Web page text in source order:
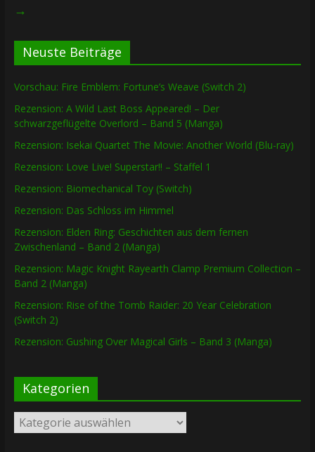
→
Neuste Beiträge
Vorschau: Fire Emblem: Fortune’s Weave (Switch 2)
Rezension: A Wild Last Boss Appeared! – Der
schwarzgeflügelte Overlord – Band 5 (Manga)
Rezension: Isekai Quartet The Movie: Another World (Blu-ray)
Rezension: Love Live! Superstar!! – Staffel 1
Rezension: Biomechanical Toy (Switch)
Rezension: Das Schloss im Himmel
Rezension: Elden Ring: Geschichten aus dem fernen
Zwischenland – Band 2 (Manga)
Rezension: Magic Knight Rayearth Clamp Premium Collection –
Band 2 (Manga)
Rezension: Rise of the Tomb Raider: 20 Year Celebration
(Switch 2)
Rezension: Gushing Over Magical Girls – Band 3 (Manga)
Kategorien
Kategorien